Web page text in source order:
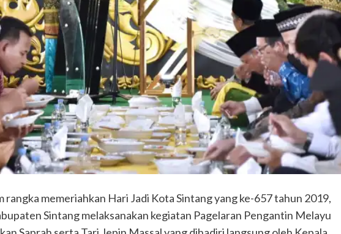
rangka memeriahkan Hari Jadi Kota Sintang yang ke-657 tahun 2019,
Sintang melaksanakan kegiatan Pagelaran Pengantin Melayu